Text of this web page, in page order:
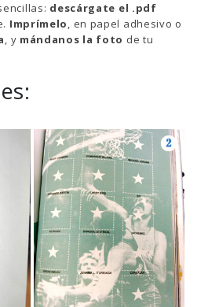
descárgate el .pdf
Imprímelo, en papel adhesivo o
, y mándanos la foto de tu